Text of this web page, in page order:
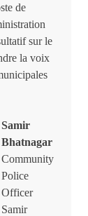
de
sur le
la voix
Samir
Bhatnagar
Community
Police
Officer
Samir